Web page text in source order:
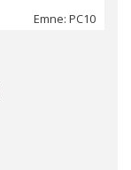
Emne: PC10